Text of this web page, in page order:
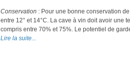
Conservation : Pour une bonne conservation
entre 12° et 14°C. La cave à vin doit avoir une
compris entre 70% et 75%. Le potentiel de
Lire la suite...